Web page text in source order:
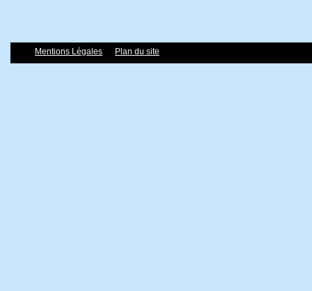
Mentions Légales Plan du site